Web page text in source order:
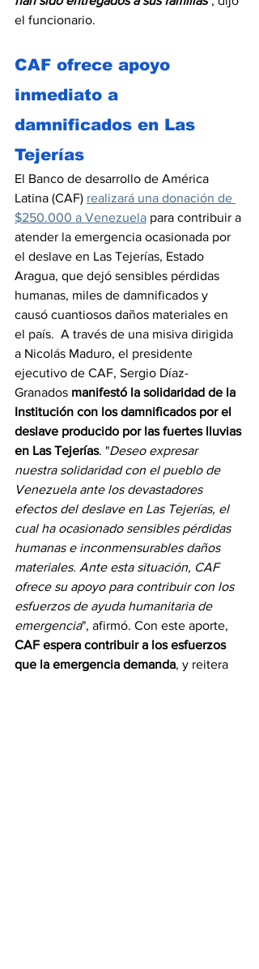
el funcionario.
CAF ofrece apoyo
inmediato a
damnificados en Las
Tejerías
El Banco de desarrollo de América
Latina (CAF) realizará una donación de
$250.000 a Venezuela para contribuir a
atender la emergencia ocasionada por
el deslave en Las Tejerías, Estado
Aragua, que dejó sensibles pérdidas
humanas, miles de damnificados y
causó cuantiosos daños materiales en
el país.  A través de una misiva dirigida
a Nicolás Maduro, el presidente
ejecutivo de CAF, Sergio Díaz-
Granados manifestó la solidaridad de la
Institución con los damnificados por el
deslave producido por las fuertes lluvias
en Las Tejerías. "Deseo expresar
nuestra solidaridad con el pueblo de
Venezuela ante los devastadores
efectos del deslave en Las Tejerías, el
cual ha ocasionado sensibles pérdidas
humanas e inconmensurables daños
materiales. Ante esta situación, CAF
ofrece su apoyo para contribuir con los
esfuerzos de ayuda humanitaria de
emergencia", afirmó. Con este aporte,
CAF espera contribuir a los esfuerzos
que la emergencia demanda, y reitera